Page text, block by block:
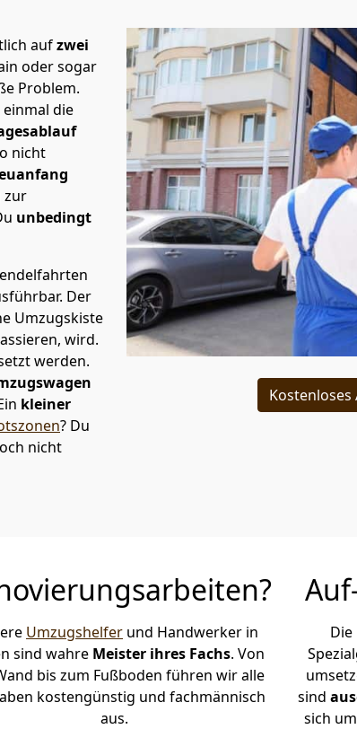
aufzwei
oder sogar
Problem.
die
nicht
zur
unbedingt
Der
Umzugskiste
wird.
werden.
kleiner
? Du
nicht
Umzugshelfer und Handwerker in
sind wahre Meister ihres Fachs. Von
bis zum Fußboden führen wir alle
kostengünstig und fachmännisch
aus.
sind
sich